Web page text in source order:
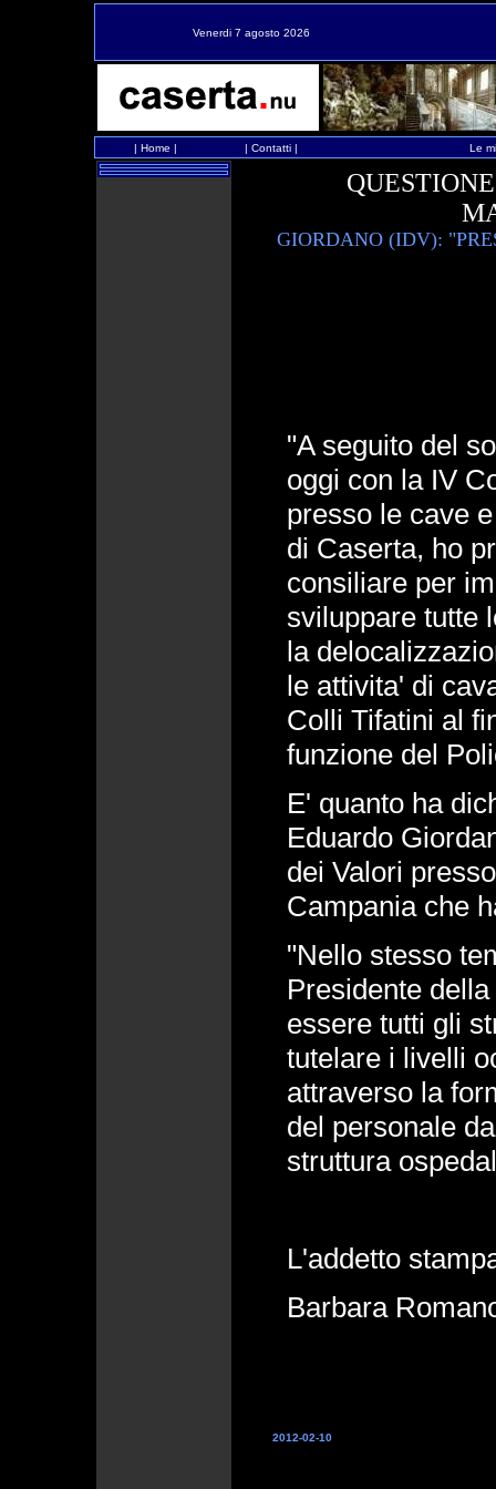
Venerdi 7 agosto 2026
| Home | | Contatti| Le
GIORDANO (IDV):
"A seguito del
oggi con la IV
presso le cave
di Caserta, ho
consiliare per
sviluppare tutte
la
le attivita' di
Colli Tifatini al
funzione del
E' quanto ha
Eduardo
dei Valori
Campania che
"Nello stesso
Presidente
essere tutti gli
tutelare i livelli
attraverso la
del personale
struttura
L'addetto
Barbara
2012-02-10